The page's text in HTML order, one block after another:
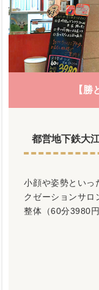
【勝
都営地下鉄大
小顔や姿勢といっ
クゼーションサロ
整体（60分3980